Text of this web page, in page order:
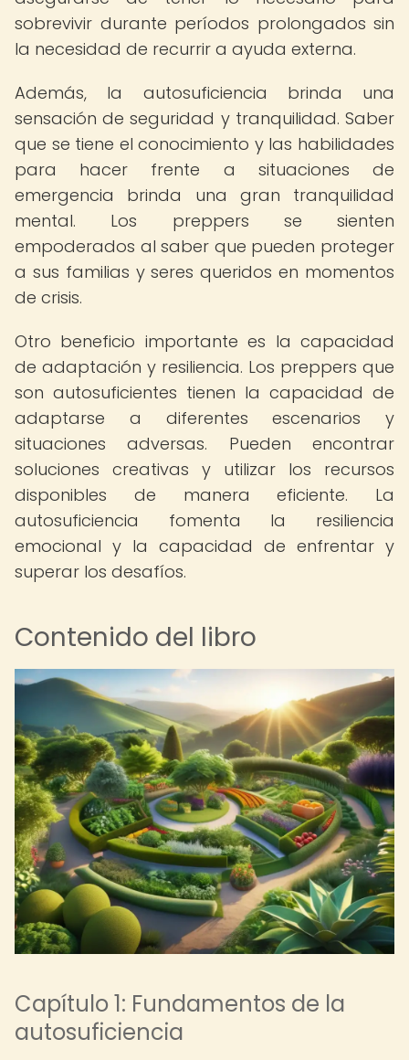
sobrevivir durante períodos prolongados sin
la necesidad de recurrir a ayuda externa.
Además, la autosuficiencia brinda una
sensación de seguridad y tranquilidad. Saber
que se tiene el conocimiento y las habilidades
para hacer frente a situaciones de
emergencia brinda una gran tranquilidad
mental. Los preppers se sienten
empoderados al saber que pueden proteger
a sus familias y seres queridos en momentos
de crisis.
Otro beneficio importante es la capacidad
de adaptación y resiliencia. Los preppers que
son autosuficientes tienen la capacidad de
adaptarse a diferentes escenarios y
situaciones adversas. Pueden encontrar
soluciones creativas y utilizar los recursos
disponibles de manera eficiente. La
autosuficiencia fomenta la resiliencia
emocional y la capacidad de enfrentar y
superar los desafíos.
Contenido del libro
Capítulo 1: Fundamentos de la
autosuficiencia